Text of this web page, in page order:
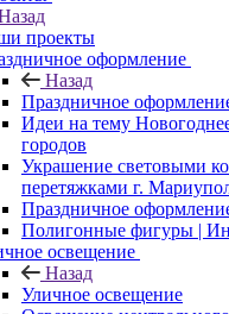
проекты
оформление
Назад
Праздничное
Идеи на тему
городов
Украшение световыми
перетяжками г.
Праздничное
Полигонные фигуры |
освещение
Назад
Уличное освещение